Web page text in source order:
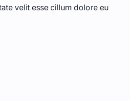
velit esse cillum dolore eu